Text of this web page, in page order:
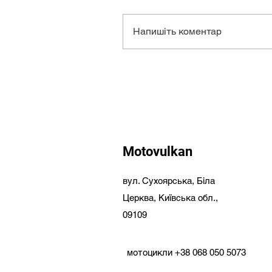
Напишіть коментар
Motovulkan
вул. Сухоярська, Біла
Церква, Київська обл.,
09109
мотоцикли +38 068 050 5073